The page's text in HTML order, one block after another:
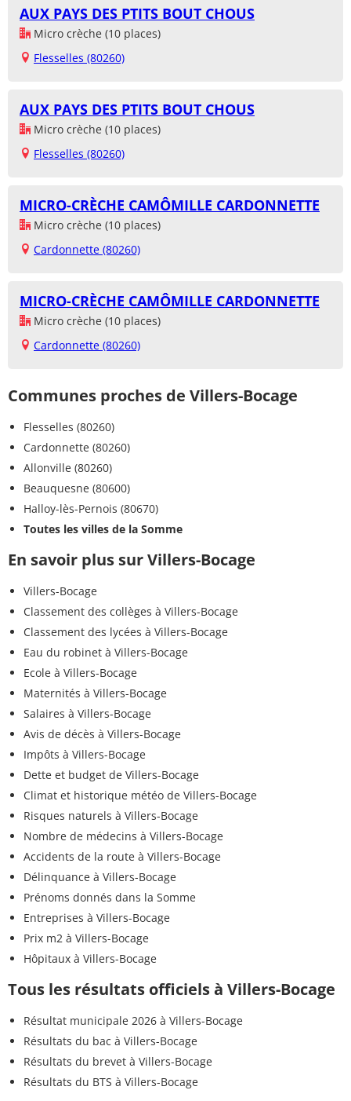
AUX PAYS DES PTITS BOUT CHOUS
Micro crèche (10 places)
Flesselles (80260)
AUX PAYS DES PTITS BOUT CHOUS
Micro crèche (10 places)
Flesselles (80260)
MICRO-CRÈCHE CAMÔMILLE CARDONNETTE
Micro crèche (10 places)
Cardonnette (80260)
MICRO-CRÈCHE CAMÔMILLE CARDONNETTE
Micro crèche (10 places)
Cardonnette (80260)
Communes proches de Villers-Bocage
Flesselles (80260)
Cardonnette (80260)
Allonville (80260)
Beauquesne (80600)
Halloy-lès-Pernois (80670)
Toutes les villes de la Somme
En savoir plus sur Villers-Bocage
Villers-Bocage
Classement des collèges à Villers-Bocage
Classement des lycées à Villers-Bocage
Eau du robinet à Villers-Bocage
Ecole à Villers-Bocage
Maternités à Villers-Bocage
Salaires à Villers-Bocage
Avis de décès à Villers-Bocage
Impôts à Villers-Bocage
Dette et budget de Villers-Bocage
Climat et historique météo de Villers-Bocage
Risques naturels à Villers-Bocage
Nombre de médecins à Villers-Bocage
Accidents de la route à Villers-Bocage
Délinquance à Villers-Bocage
Prénoms donnés dans la Somme
Entreprises à Villers-Bocage
Prix m2 à Villers-Bocage
Hôpitaux à Villers-Bocage
Tous les résultats officiels à Villers-Bocage
Résultat municipale 2026 à Villers-Bocage
Résultats du bac à Villers-Bocage
Résultats du brevet à Villers-Bocage
Résultats du BTS à Villers-Bocage